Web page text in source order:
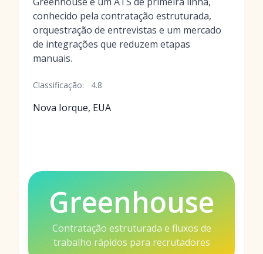
conhecido pela contratação estruturada,
orquestração de entrevistas e um mercado
de integrações que reduzem etapas
manuais.
Classificação: 4.8
Nova Iorque, EUA
Greenhouse
Contratação estruturada e fluxos de
trabalho rápidos para recrutadores